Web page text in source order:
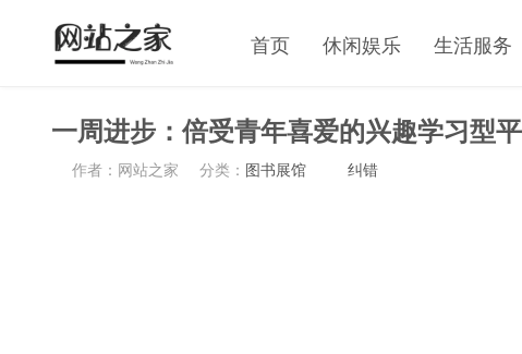
首页 休闲娱乐 生活服务
一周进步：倍受青年喜爱的兴趣学习型
作者：网站之家 分类： 图书展馆 纠错